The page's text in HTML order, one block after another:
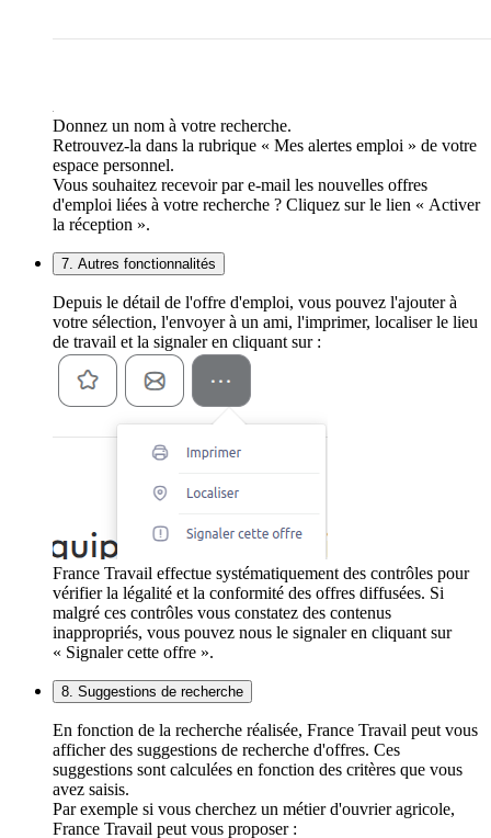
Donnez un nom à votre recherche.
Retrouvez-la dans la rubrique « Mes alertes emploi » de votre
espace personnel.
Vous souhaitez recevoir par e-mail les nouvelles offres
d'emploi liées à votre recherche ? Cliquez sur le lien « Activer
la réception ».
7. Autres fonctionnalités
Depuis le détail de l'offre d'emploi, vous pouvez l'ajouter à
votre sélection, l'envoyer à un ami, l'imprimer, localiser le lieu
de travail et la signaler en cliquant sur :
France Travail effectue systématiquement des contrôles pour
vérifier la légalité et la conformité des offres diffusées. Si
malgré ces contrôles vous constatez des contenus
inappropriés, vous pouvez nous le signaler en cliquant sur
« Signaler cette offre ».
8. Suggestions de recherche
En fonction de la recherche réalisée, France Travail peut vous
afficher des suggestions de recherche d'offres. Ces
suggestions sont calculées en fonction des critères que vous
avez saisis.
Par exemple si vous cherchez un métier d'ouvrier agricole,
France Travail peut vous proposer :